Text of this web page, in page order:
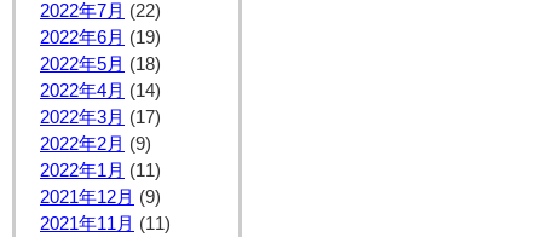
2022年7月 (22)
2022年6月 (19)
2022年5月 (18)
2022年4月 (14)
2022年3月 (17)
2022年2月 (9)
2022年1月 (11)
2021年12月 (9)
2021年11月 (11)